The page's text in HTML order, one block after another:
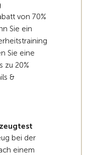
von 70%
Sie ein
Sie eine
zu 20%
&
bei der
einem